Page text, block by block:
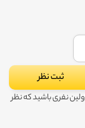
نفری باشید که نظر